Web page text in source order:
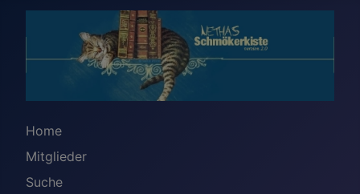
Home
Mitglieder
Suche